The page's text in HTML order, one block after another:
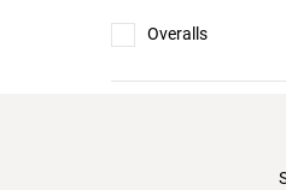
Overalls